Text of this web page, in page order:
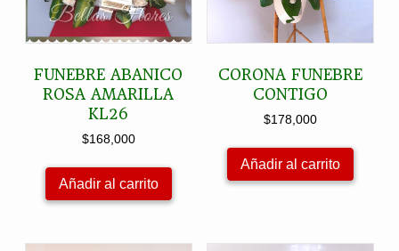
FUNEBRE ABANICO
ROSA AMARILLA
KL26
$168,000
Añadir al carrito
CORONA FUNEBRE
CONTIGO
$178,000
Añadir al carrito